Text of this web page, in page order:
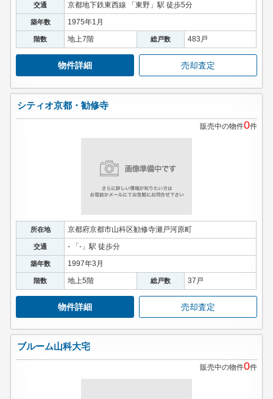
交通 京都地下鉄東西線 「東野」駅 徒歩5分
築年数 1975年1月
階数 地上7階 総戸数 483戸
物件詳細 売却査定
シティオ京都・勧修寺
販売中の物件0件
所在地 京都府京都市山科区勧修寺瀬戸河原町
交通 - 「-」駅 徒歩分
築年数 1997年3月
階数 地上5階 総戸数 37戸
物件詳細 売却査定
ブルーム山科大宅
販売中の物件0件